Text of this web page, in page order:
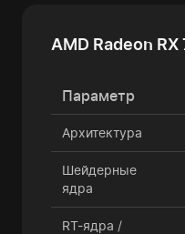
AMD Radeon
Параметр
Архитектура
Шейдерные
ядра
RT-ядра /